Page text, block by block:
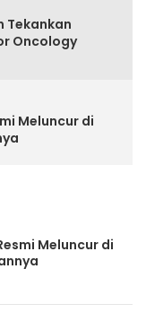
Tekankan
Oncology
Meluncur di
Meluncur di